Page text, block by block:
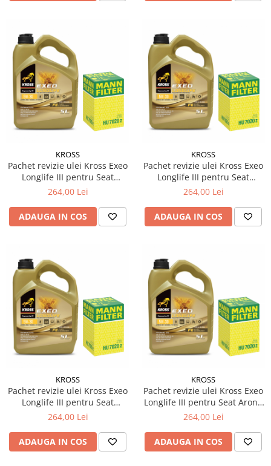
Odorizante Auto
Parfum Original
Parfum Auto
Odorizante grila
KROSS
Pachet revizie ulei Kross Exeo
Longlife III pentru Seat
Alhambra Van (711) TDI diesel
264,00 Lei
ADAUGA IN COS
KROSS
Pachet revizie ulei Kross Exeo
Longlife III pentru Seat
Alhambra Van (711) TDI diesel
264,00 Lei
ADAUGA IN COS
KROSS
Pachet revizie ulei Kross Exeo
Longlife III pentru Seat
Alhambra Van (711) TDI 4Drive
264,00 Lei
ADAUGA IN COS
KROSS
Pachet revizie ulei Kross Exeo
Longlife III pentru Seat Arona
(KJ7, KJP) 1.6 TDI diesel 115cp
264,00 Lei
ADAUGA IN COS